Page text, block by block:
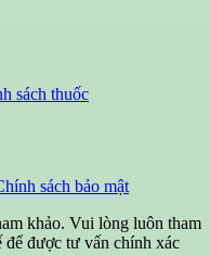
sách thuốc
sách bảo mật
khảo. Vui lòng luôn tham
để được tư vấn chính xác